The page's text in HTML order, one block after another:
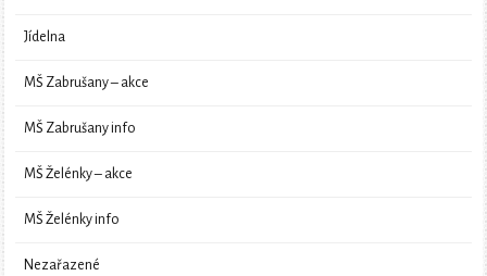
Jídelna
MŠ Zabrušany – akce
MŠ Zabrušany info
MŠ Želénky – akce
MŠ Želénky info
Nezařazené